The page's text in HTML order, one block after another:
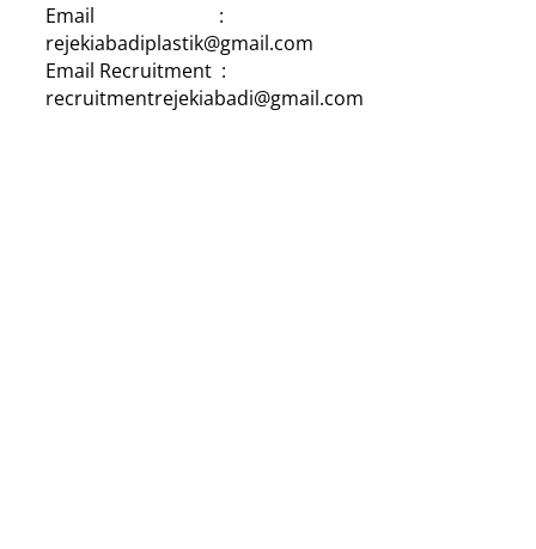
Email :
rejekiabadiplastik@gmail.com
Email Recruitment :
recruitmentrejekiabadi@gmail.com